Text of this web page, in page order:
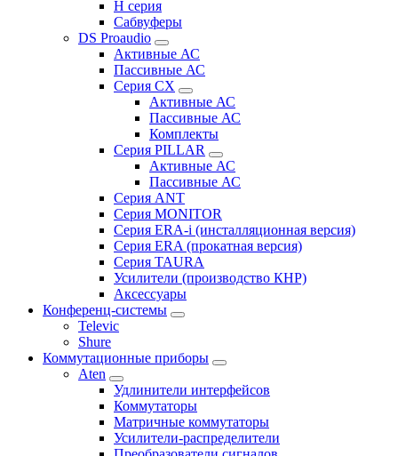
H серия
Сабвуферы
DS Proaudio
Активные АС
Пассивные АС
Серия CX
Активные АС
Пассивные АС
Комплекты
Серия PILLAR
Активные АС
Пассивные АС
Серия ANT
Серия MONITOR
Серия ERA-i (инсталляционная версия)
Серия ERA (прокатная версия)
Серия TAURA
Усилители (производство КНР)
Аксессуары
Конференц-системы
Televic
Shure
Коммутационные приборы
Aten
Удлинители интерфейсов
Коммутаторы
Матричные коммутаторы
Усилители-распределители